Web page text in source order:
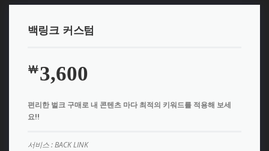
백링크 커스텀
￦3,600
편리한 벌크 구매로 내 콘텐츠 마다 최적의 키워드를 적용해 보세
요!!
서비스 : BACK LINK